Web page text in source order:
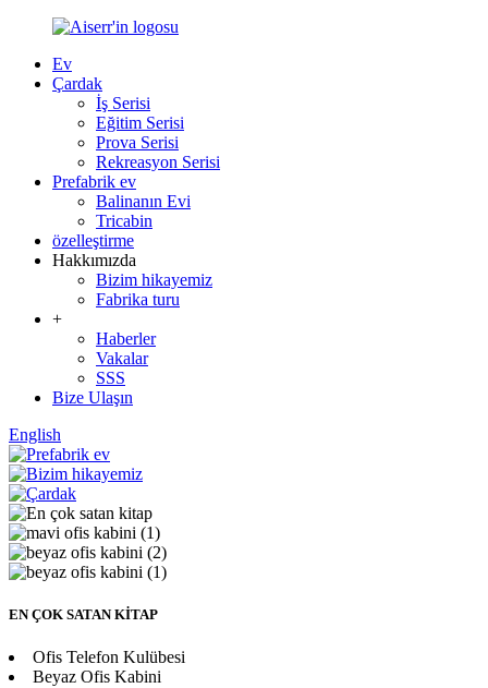
Ev
Çardak
İş Serisi
Eğitim Serisi
Prova Serisi
Rekreasyon Serisi
Prefabrik ev
Balinanın Evi
Tricabin
özelleştirme
Hakkımızda
Bizim hikayemiz
Fabrika turu
+
Haberler
Vakalar
SSS
Bize Ulaşın
English
EN ÇOK SATAN KİTAP
Ofis Telefon Kulübesi
Beyaz Ofis Kabini